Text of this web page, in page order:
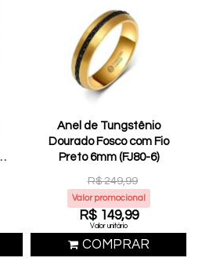
Anel de Tungstênio
Dourado Fosco com Fio
Preto 6mm (FJ80-6)
R$ 249,99
Valor promocional
R$ 149,99
Valor unitário
COMPRAR